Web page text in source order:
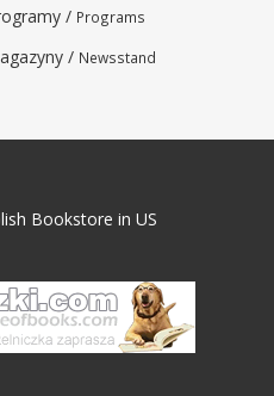
/ Programs
/ Newsstand
Bookstore in US